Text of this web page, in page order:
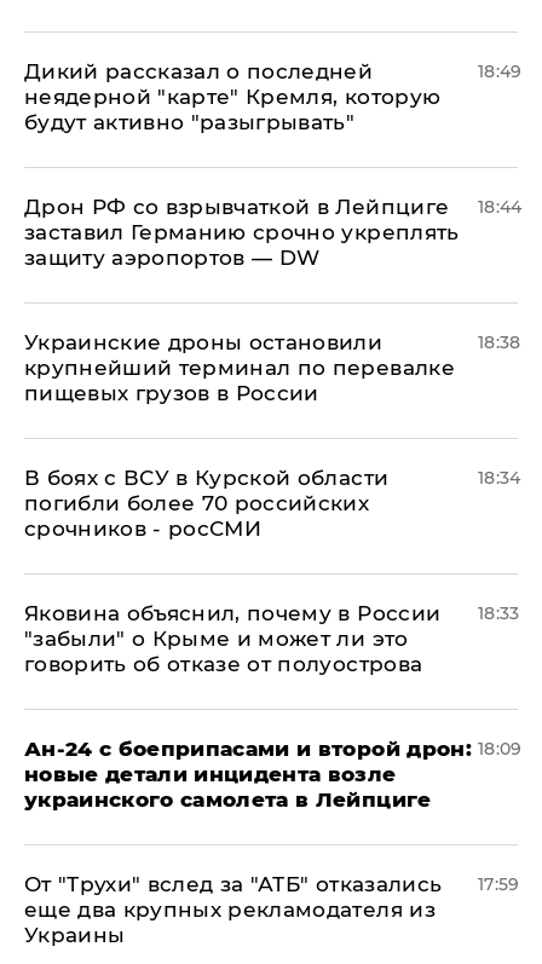
Дикий рассказал о последней
неядерной "карте" Кремля, которую
будут активно "разыгрывать"
18:49
​Дрон РФ со взрывчаткой в Лейпциге
заставил Германию срочно укреплять
защиту аэропортов — DW
18:44
Украинские дроны остановили
крупнейший терминал по перевалке
пищевых грузов в России
18:38
В боях с ВСУ в Курской области
погибли более 70 российских
срочников - росСМИ
18:34
Яковина объяснил, почему в России
"забыли" о Крыме и может ли это
говорить об отказе от полуострова
18:33
Ан-24 с боеприпасами и второй дрон:
новые детали инцидента возле
украинского самолета в Лейпциге
18:09
От "Трухи" вслед за "АТБ" отказались
еще два крупных рекламодателя из
Украины
17:59